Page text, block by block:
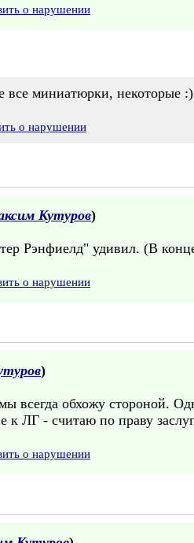
о нарушении
все миниатюрки, некоторые :)
о нарушении
Кутуров)
Рэнфиелд" удивил. (В
о нарушении
)
всегда обхожу стороной.
к ЛГ - считаю по праву
о нарушении